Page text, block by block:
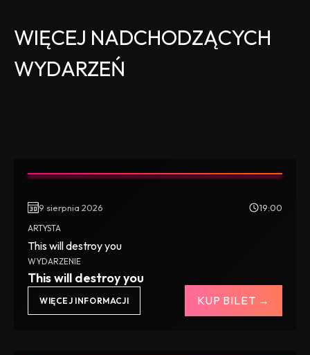
WIĘCEJ NADCHODZĄCYCH
WYDARZEŃ
9 sierpnia 2026 19:00
ARTYSTA
This will destroy you
WYDARZENIE
This will destroy you
WIĘCEJ INFORMACJI KUP BILET →